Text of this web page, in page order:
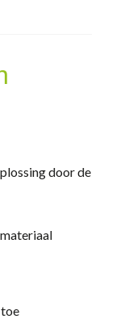
door de